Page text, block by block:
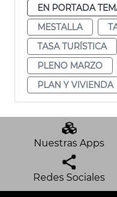
EN PORTADA
MESTALLA
TASA TURÍSTICA
PLENO MARZO
PLAN Y VIVIENDA
Nuestras Apps
Redes Sociales